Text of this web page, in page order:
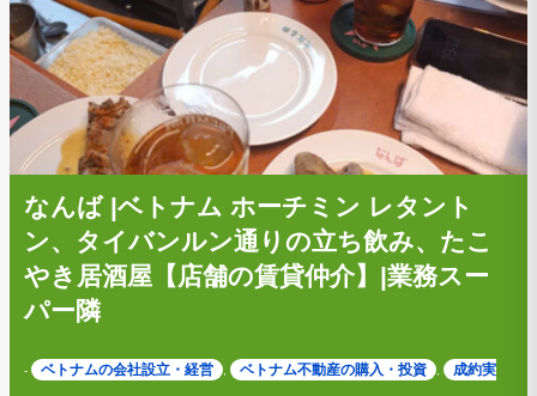
なんば |ベトナム ホーチミン レタント
ン、タイバンルン通りの立ち飲み、たこ
やき居酒屋【店舗の賃貸仲介】|業務スー
パー隣
- ベトナムの会社設立・経営 ベトナム不動産の購入・投資 成約実